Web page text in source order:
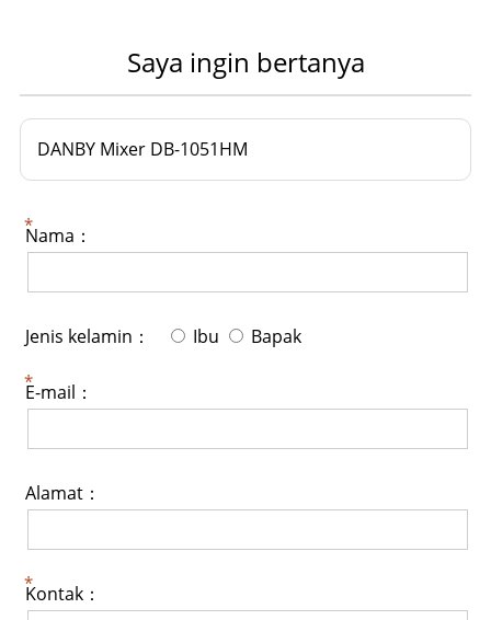
Saya ingin bertanya
DANBY Mixer DB-1051HM
Nama：
Jenis kelamin： Ibu Bapak
E-mail：
Alamat：
Kontak：